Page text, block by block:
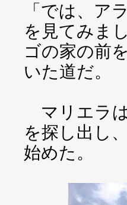
「では、ア
を見てみま
ゴの家の前
いた道だ。
マリエラ
を探し出し
始めた。